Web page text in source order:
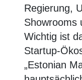
Regierung,
Showrooms
Wichtig ist
Startup-
„Estonian